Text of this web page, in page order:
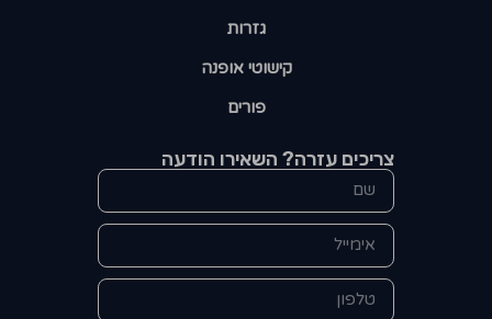
גזרות
קישוטי אופנה
פורים
צריכים עזרה? השאירו הודעה